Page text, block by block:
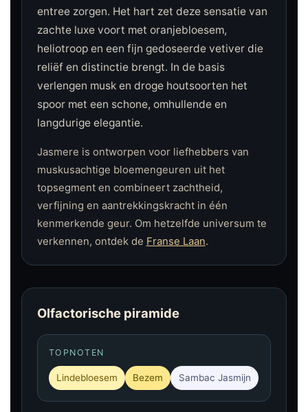
entree zorgen. Het hart zet deze sensatie van
zachte luxe voort met oranjebloesem,
heliotroop en een fijn gedoseerde vetiver die
reliëf en distinctie brengt. In de basis
verlengen musk en droge houtsoorten het
spoor met een schone, omhullende en
langdurige elegantie.
Jasmere is ontworpen voor liefhebbers van
muskusachtige bloemengeuren uit het
topsegment en combineert zachtheid,
verfijning en aantrekkingskracht in één
kenmerkende geur. Om hetzelfde universum te
verkennen, ontdek de Franse Laan.
Olfactorische piramide
TOPNOTEN
Lindebloesem Bezem Sambac Jasmijn